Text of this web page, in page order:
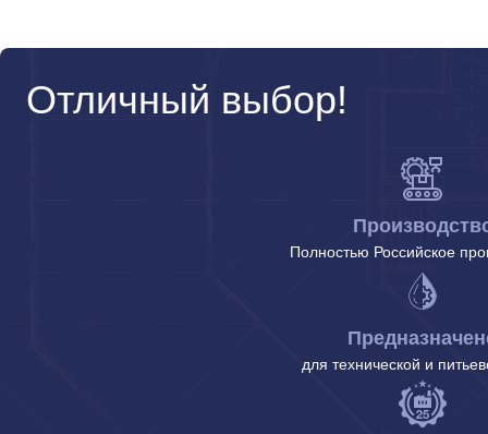
Отличный выбор!
Полностью Российское
для технической и